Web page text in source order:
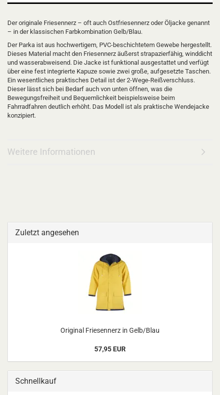
Der originale Friesennerz – oft auch Ostfriesennerz oder Öljacke genannt
– in der klassischen Farbkombination Gelb/Blau.
Der Parka ist aus hochwertigem, PVC-beschichtetem Gewebe hergestellt.
Dieses Material macht den Friesennerz äußerst strapazierfähig, winddicht
und wasserabweisend. Die Jacke ist funktional ausgestattet und verfügt
über eine fest integrierte Kapuze sowie zwei große, aufgesetzte Taschen.
Ein wesentliches praktisches Detail ist der 2-Wege-Reißverschluss.
Dieser lässt sich bei Bedarf auch von unten öffnen, was die
Bewegungsfreiheit und Bequemlichkeit beispielsweise beim
Fahrradfahren deutlich erhöht. Das Modell ist als praktische Wendejacke
konzipiert.
Weitere Informationen
Zuletzt angesehen
Original Friesennerz in Gelb/Blau
57,95 EUR
Schnellkauf